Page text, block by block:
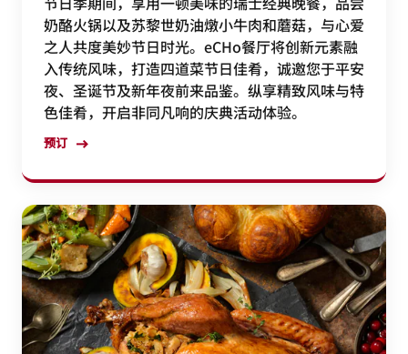
奶酪火锅以及苏黎世奶油燉小牛肉和蘑菇，与心爱
之人共度美妙节日时光。eCHo餐厅将创新元素融
入传统风味，打造四道菜节日佳肴，诚邀您于平安
夜、圣诞节及新年夜前来品鉴。纵享精致风味与特
色佳肴，开启非同凡响的庆典活动体验。
预订